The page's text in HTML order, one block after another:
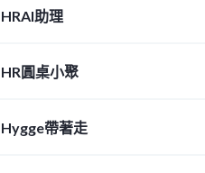
HRAI助理
HR圓桌小聚
Hygge帶著走